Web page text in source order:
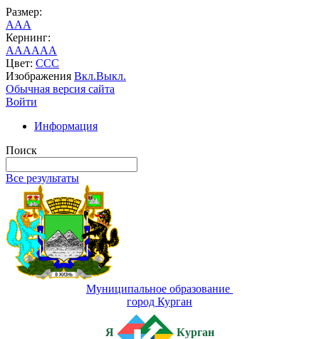
Размер:
AAA
Кернинг:
AAAAAA
Цвет: CCC
Изображения Вкл.Выкл.
Обычная версия сайта
Войти
Информация
Поиск
Все результаты
Муниципальное образование
город Курган
Я Курган